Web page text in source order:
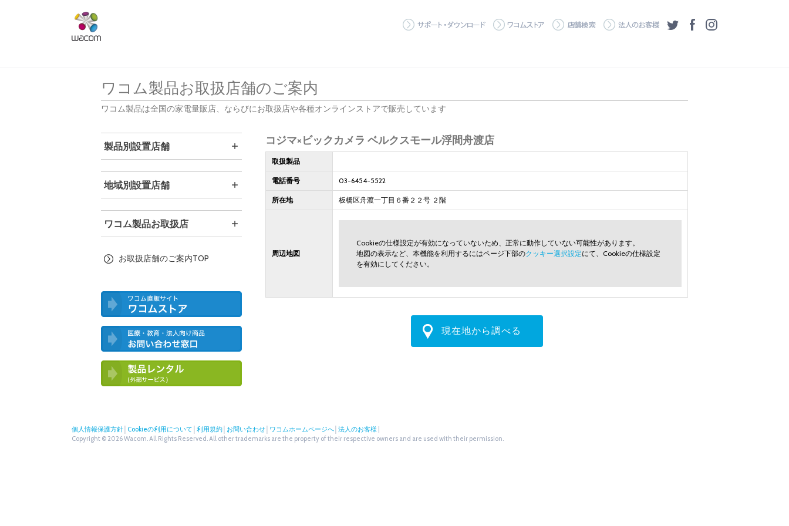
サポート・ダウンロード
ワコムストア 店舗検索 法人のお客様
ツイッターフェイスブック
ワコム製品お取扱店舗のご案内
ワコム製品は全国の家電量販店、ならびにお取扱店や各種オンラインストアで販売しています
コジマ×ビックカメラ ベルクスモール浮間舟渡店
取扱製品
電話番号 03-6454-5522
所在地 板橋区舟渡一丁目６番２２号 ２階
周辺地図
Cookieの仕様設定が有効になっていないため、正常に動作していない可能性があります。
地図の表示など、本機能を利用するにはページ下部のクッキー選択設定にて、Cookieの仕様設定
を有効にしてください。
現在地から調べる
製品別設置店舗
地域別設置店舗
ワコム製品お取扱店
お取扱店舗のご案内TOP
わせ窓口
個人情報保護方針 Cookieの利用について 利用規約 お問い合わせ ワコムホームページへ 法人のお客様
Copyright © 2026 Wacom. All Rights Reserved. All other trademarks are the property of their respective owners and are used with their permission.